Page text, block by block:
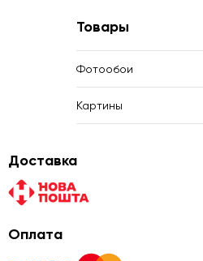
Товары
Фотообои
Картины
Доставка
Оплата